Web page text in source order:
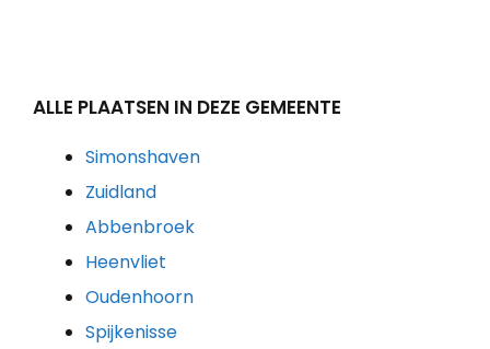
ALLE PLAATSEN IN DEZE GEMEENTE
Simonshaven
Zuidland
Abbenbroek
Heenvliet
Oudenhoorn
Spijkenisse